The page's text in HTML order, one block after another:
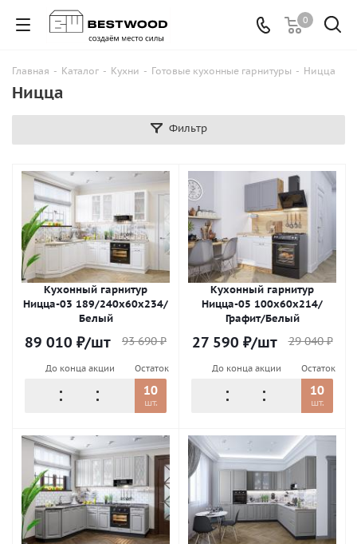
0
Главная - Каталог - Кухни - Готовые кухонные гарнитуры - Ницца
Ницца
Фильтр
Кухонный гарнитур
Ницца-03 189/240х60х234/
Белый
89 010 ₽/шт 93 690₽
До конца акции Остаток
10
шт.
Кухонный гарнитур
Ницца-05 100х60х214/
Графит/Белый
27 590 ₽/шт 29 040₽
До конца акции Остаток
10
шт.